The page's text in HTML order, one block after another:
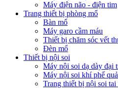
Máy điện não - điện tim
Trang thiết bị phòng mổ
Bàn mổ
Máy garo cầm máu
Thiết bị chăm sóc vết
Đèn mổ
Thiết bị nội soi
Máy nội soi dạ dày đại
Máy nội soi khí phế
Trang thiết bị nội soi